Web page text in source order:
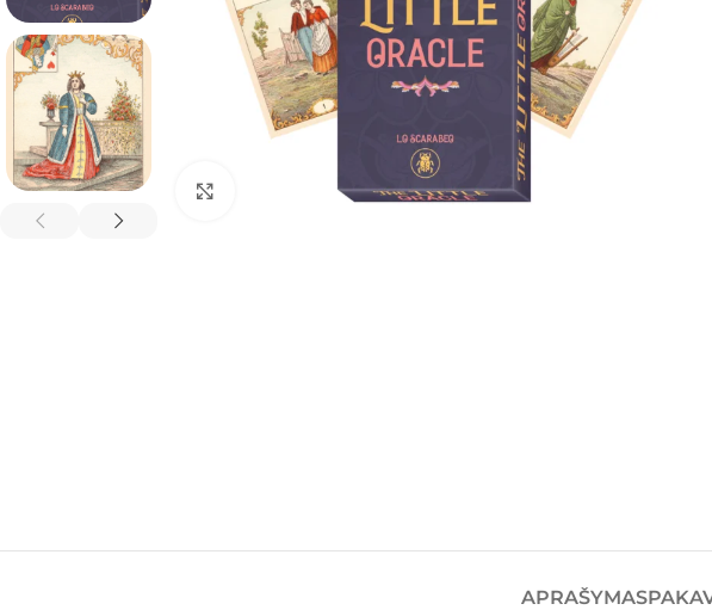
Spustelėkite, kad padidintumėte
APRAŠYMAS